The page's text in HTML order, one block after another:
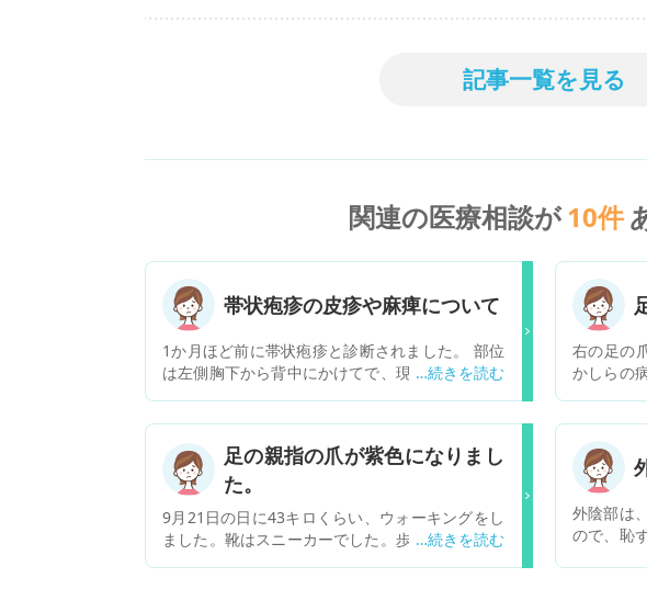
記事一覧を見る
関連の医療相談が10件
帯状疱疹の皮疹や麻痺について
1か月ほど前に帯状疱疹と診断されました。 部位
は左側胸下から背中にかけてで、現在皮疹部分に
ール錠、トコフェロールニコチン酸エステルカプ
セル、アデホスコーワ腸溶錠、カロナールを服用
しています。 お聞きしたいことですが、 1.麻痺
ものでしょうか。現在皮膚科で診ていただいてい
ますが、ペインクリニックの受診も検討した方が
よいでしょうか。 2.皮疹の範囲が徐々に減り、盛
右の足の
かしらの
足の親指の爪が紫色になりまし
た。
9月21日の日に43キロくらい、ウォーキングをし
ました。靴はスニーカーでした。歩き疲れ、家で
外陰部は
ので、恥